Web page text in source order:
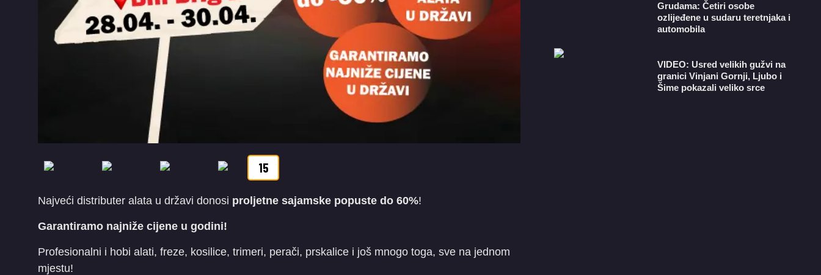
15
Najveći distributer alata u državi donosi proljetne sajamske popuste do 60%!
Garantiramo najniže cijene u godini!
​Profesionalni i hobi alati, freze, kosilice, trimeri, perači, prskalice i još mnogo toga, sve na jednom
mjestu!
Grudama: Četiri osobe
ozlijeđene u sudaru teretnjaka i
automobila
VIDEO: Usred velikih gužvi na
granici Vinjani Gornji, Ljubo i
Šime pokazali veliko srce